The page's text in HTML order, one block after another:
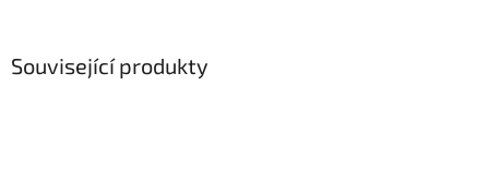
Související produkty